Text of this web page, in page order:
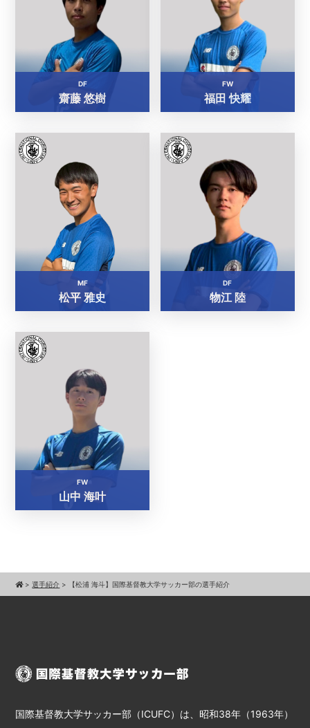
DF
齋藤 悠樹
FW
福田 快耀
MF
松平 雅史
DF
物江 陸
FW
山中 海叶
>選手紹介 > 【松浦 海斗】国際基督教大学サッカー部の選手紹介
国際基督教大学サッカー部（ICUFC）は、昭和38年（1963年）